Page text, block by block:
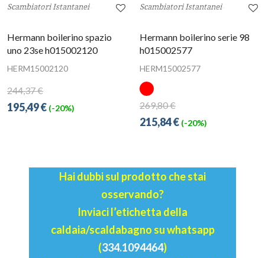
Scambiatori Istantanei
Hermann boilerino spazio
uno 23se h015002120
HERM15002120
244,37 €
195,49 € (-20%)
Scambiatori Istantanei
Hermann boilerino serie 98
h015002577
HERM15002577
269,80 €
215,84 € (-20%)
Hai dubbi sul prodotto che stai
osservando?
Inviaci l’etichetta della
caldaia/scaldabagno su whatsapp
(334.1094464)